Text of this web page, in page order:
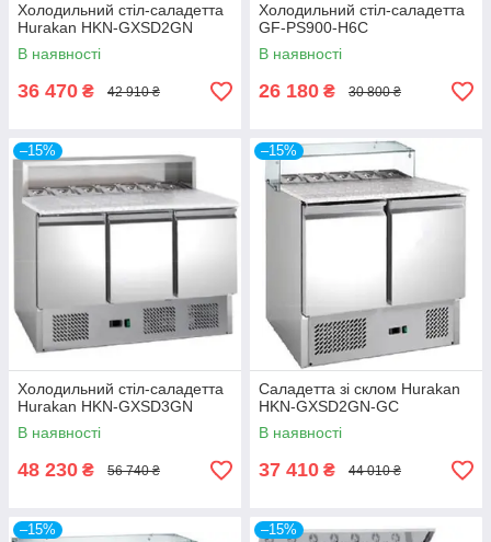
Холодильний стіл-саладетта
Hurakan HKN-GXSD2GN
В наявності
36 470 ₴ 42 910 ₴
Холодильний стіл-саладетта
GF-PS900-H6C
В наявності
26 180 ₴ 30 800 ₴
–15%
Холодильний стіл-саладетта
Hurakan HKN-GXSD3GN
В наявності
48 230 ₴ 56 740 ₴
–15%
Саладетта зі склом Hurakan
HKN-GXSD2GN-GC
В наявності
37 410 ₴ 44 010 ₴
–15% –15%